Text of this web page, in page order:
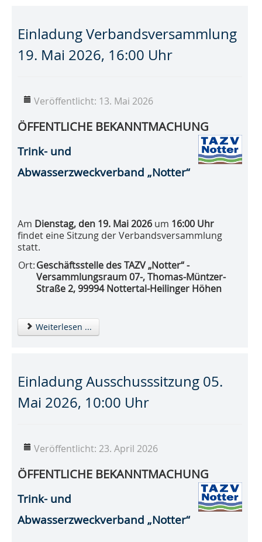
Einladung Verbandsversammlung
19. Mai 2026, 16:00 Uhr
Veröffentlicht: 13. Mai 2026
ÖFFENTLICHE BEKANNTMACHUNG
Trink- und
Abwasserzweckverband „Notter“
Am Dienstag, den 19. Mai 2026 um 16:00 Uhr
findet eine Sitzung der Verbandsversammlung
statt.
Ort:Geschäftsstelle des TAZV „Notter“ -
Versammlungsraum 07-, Thomas-Müntzer-
Straße 2, 99994 Nottertal-Heilinger Höhen
Weiterlesen ...
Einladung Ausschusssitzung 05.
Mai 2026, 10:00 Uhr
Veröffentlicht: 23. April 2026
ÖFFENTLICHE BEKANNTMACHUNG
Trink- und
Abwasserzweckverband „Notter“